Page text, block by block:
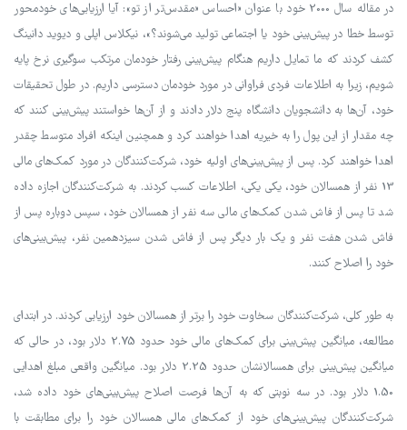
در مقاله سال 2000 خود با عنوان «احساس «مقدس‌تر از تو»: آیا ارزیابی‌های خودمحور
توسط خطا در پیش‌بینی خود یا اجتماعی تولید می‌شوند؟»، نیکلاس اپلی و دیوید دانینگ
کشف کردند که ما تمایل داریم هنگام پیش‌بینی رفتار خودمان مرتکب سوگیری نرخ پایه
شویم، زیرا به اطلاعات فردی فراوانی در مورد خودمان دسترسی داریم. در طول تحقیقات
خود، آن‌ها به دانشجویان دانشگاه پنج دلار دادند و از آن‌ها خواستند پیش‌بینی کنند که
چه مقدار از این پول را به خیریه اهدا خواهند کرد و همچنین اینکه افراد متوسط چقدر
اهدا خواهند کرد. پس از پیش‌بینی‌های اولیه خود، شرکت‌کنندگان در مورد کمک‌های مالی
13 نفر از همسالان خود، یکی یکی، اطلاعات کسب کردند. به شرکت‌کنندگان اجازه داده
شد تا پس از فاش شدن کمک‌های مالی سه نفر از همسالان خود، سپس دوباره پس از
فاش شدن هفت نفر و یک بار دیگر پس از فاش شدن سیزدهمین نفر، پیش‌بینی‌های
خود را اصلاح کنند.
به طور کلی، شرکت‌کنندگان سخاوت خود را برتر از همسالان خود ارزیابی کردند. در ابتدای
مطالعه، میانگین پیش‌بینی برای کمک‌های مالی خود حدود 2.75 دلار بود، در حالی که
میانگین پیش‌بینی برای همسالانشان حدود 2.25 دلار بود. میانگین واقعی مبلغ اهدایی
1.50 دلار بود. در سه نوبتی که به آن‌ها فرصت اصلاح پیش‌بینی‌های خود داده شد،
شرکت‌کنندگان پیش‌بینی‌های خود از کمک‌های مالی همسالان خود را برای مطابقت با